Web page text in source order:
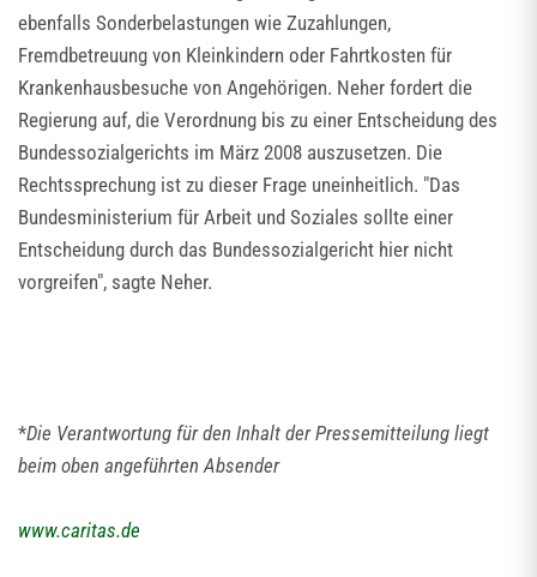
ebenfalls Sonderbelastungen wie Zuzahlungen,
Fremdbetreuung von Kleinkindern oder Fahrtkosten für
Krankenhausbesuche von Angehörigen. Neher fordert die
Regierung auf, die Verordnung bis zu einer Entscheidung des
Bundessozialgerichts im März 2008 auszusetzen. Die
Rechtssprechung ist zu dieser Frage uneinheitlich. "Das
Bundesministerium für Arbeit und Soziales sollte einer
Entscheidung durch das Bundessozialgericht hier nicht
vorgreifen", sagte Neher.
*Die Verantwortung für den Inhalt der Pressemitteilung liegt
beim oben angeführten Absender
www.caritas.de